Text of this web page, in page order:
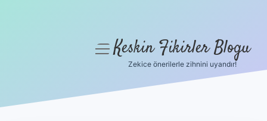
menüyüKeskin Fikirler Blogu
Zekice önerilerle zihnini uyandır!